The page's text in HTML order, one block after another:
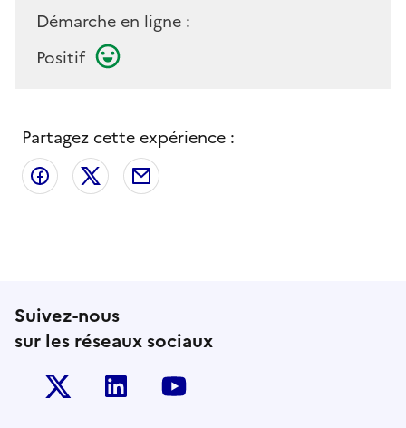
Démarche en ligne :
Positif
Partagez cette expérience :
Partager sur Facebook
Partager sur X
Suivez-nous
sur les réseaux sociaux
Twitter-x Linkedin